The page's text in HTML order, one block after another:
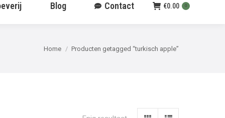
Blog Contact €0.00 0
Je bent hier:
Home Producten getagged “turkisch apple”